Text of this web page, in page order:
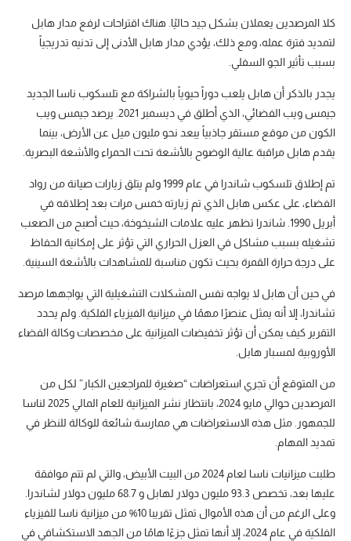
كلا المرصدين يعملان بشكل جيد حاليًا. هناك اقتراحات لرفع مدار هابل
لتمديد فترة عمله، ومع ذلك، يؤدي مدار هابل الأدنى إلى تدنيه تدريجياً
بسبب تأثير الجو السفلي.
يجدر بالذكر أن هابل يلعب دوراً حيوياً بالشراكة مع تلسكوب ناسا الجديد
جيمس ويب الفضائي، الذي أطلق في ديسمبر 2021. يرصد جيمس ويب
الكون من موقع مستقر جاذبياً يبعد نحو مليون ميل عن الأرض، بينما
يقدم هابل مراقبة عالية الوضوح بالأشعة تحت الحمراء والأشعة البصرية.
تم إطلاق تلسكوب شاندرا في عام 1999 ولم يتلق زيارات صيانة من رواد
الفضاء، على عكس هابل الذي تم زيارته خمس مرات بعد إطلاقه في
أبريل 1990. شاندرا تظهر عليه علامات الشيخوخة، حيث أصبح من الصعب
تشغيله بسبب مشاكل في العزل الحراري التي تؤثر على إمكانية الحفاظ
على درجة حرارة القمرة بحيث تكون مناسبة للمشاهدات بالأشعة السينية.
في حين أن هابل لا يواجه نفس المشكلات التشغيلية التي يواجهها مرصد
تشاندرا، إلا أنه يمثل عنصرًا مهمًا في ميزانية الفيزياء الفلكية. ولم يحدد
التقرير كيف يمكن أن تؤثر تخفيضات الميزانية على مخصصات وكالة الفضاء
الأوروبية لمسبار هابل.
من المتوقع أن تجري استعراضات “صغيرة للمراجعين الكبار” لكل من
المرصدين حوالي مايو 2024، بانتظار نشر الميزانية للعام المالي 2025 لناسا
للجمهور. مثل هذه الاستعراضات هي ممارسة شائعة للوكالة للنظر في
تمديد المهام.
طلبت ميزانيات ناسا لعام 2024 من البيت الأبيض، والتي لم تتم موافقة
عليها بعد، تخصص 93.3 مليون دولار لهابل و 68.7 مليون دولار لشاندرا.
وعلى الرغم من أن هذه الأموال تمثل تقريبا 10% من ميزانية ناسا للفيزياء
الفلكية في عام 2024، إلا أنها تمثل جزءًا هامًا من الجهد الاستكشافي في